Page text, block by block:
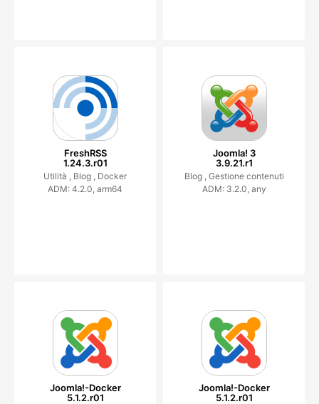
FreshRSS
1.24.3.r01
Utilità , Blog , Docker
ADM: 4.2.0, arm64
Joomla! 3
3.9.21.r1
Blog , Gestione contenuti
ADM: 3.2.0, any
Joomla!-Docker
5.1.2.r01
Joomla!-Docker
5.1.2.r01